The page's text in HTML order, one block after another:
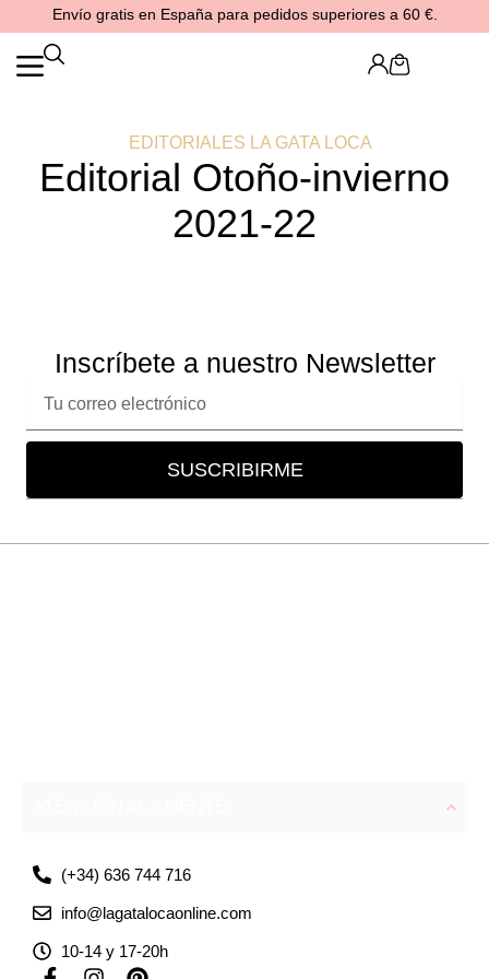
al
contenido
Envío gratis en España para pedidos superiores a 60 €.
Cart
EDITORIALES LA GATA LOCA
Editorial Otoño-invierno
2021-22
Inscríbete a nuestro Newsletter
electrónico
SUSCRIBIRME
(+34) 636 744 716
info@lagatalocaonline.com
10-14 y 17-20h
F I P